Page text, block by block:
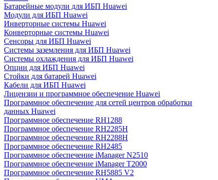
Батарейные модули для ИБП Huawei
Модули для ИБП Huawei
Инверторные системы Huawei
Конверторные системы Huawei
Сенсоры для ИБП Huawei
Системы заземления для ИБП Huawei
Системы охлаждения для ИБП Huawei
Опции для ИБП Huawei
Стойки для батарей Huawei
Кабели для ИБП Huawei
Лицензии и программное обеспечение Huawei
Программное обеспечение для сетей центров обработки
данных Huawei
Программное обеспечение RH1288
Программное обеспечение RH2285H
Программное обеспечение RH2288H
Программное обеспечение RH2485
Программное обеспечение iManager N2510
Программное обеспечение iManager T2000
Программное обеспечение RH5885 V2